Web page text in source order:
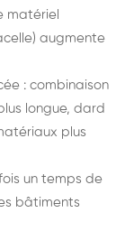
matériel
augmente
: combinaison
longue, dard
plus
un temps de
bâtiments